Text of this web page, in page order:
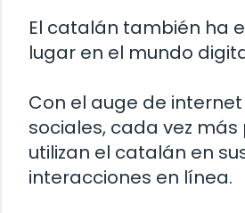
El catalán también ha
lugar en el mundo
Con el auge de
sociales, cada vez
utilizan el catalán en
interacciones en línea.